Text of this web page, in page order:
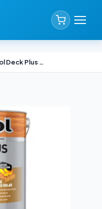
Cetol Deck Plus Natural 4lts